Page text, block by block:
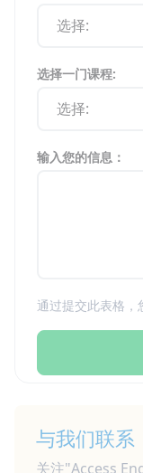
选择一门课程:
输入您的信息：
通过提交此表格，
与我们联系
关注"Access